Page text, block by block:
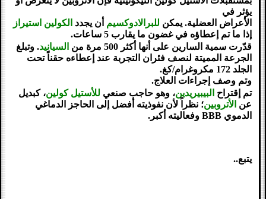
يؤثر في
الأعراض العضلية. يمكن للبرالادوكسيم أن يجدد الكولين استيراز
إذا ما تم إعطاؤه في غضون ما يقارب 5 ساعات.
قدّرت سمية السارين على أنها أكثر 500 مرة من
السيانيد. وتبلغ
الجرعة المميتة لنصف فئران التجربة عند إعطاءه حقناً تحت
الجلد 172 مكروغرام/كغ.
وتم وصف إجراءات العلاج.
تم إقتراح البيبيريدين، وهو حاجب صنعي للأستيل كولين، كبديل
عن الأتروبين؛ نظراً لأن نفوذيته أفضل إلى الحاجز الدماغي
الدموي BBB وفعاليته أكبر.
يتبع..